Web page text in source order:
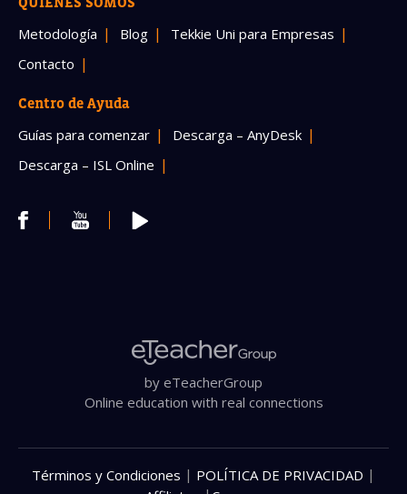
Metodología Blog
Tekkie Uni para Empresas
Contacto
Centro de Ayuda
Guías para comenzar
Descarga – AnyDesk
Descarga – ISL Online
by eTeacherGroup
Online education with real connections
Términos y Condiciones | POLÍTICA DE PRIVACIDAD |